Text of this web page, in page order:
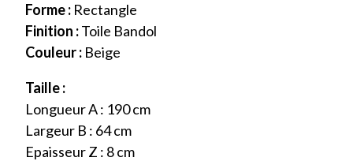
Forme : Rectangle
Finition :Toile Bandol
Couleur : Beige
Taille :
Longueur A : 190 cm
Largeur B : 64 cm
Epaisseur Z : 8 cm